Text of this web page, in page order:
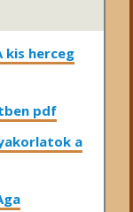
kis herceg
pdf
a